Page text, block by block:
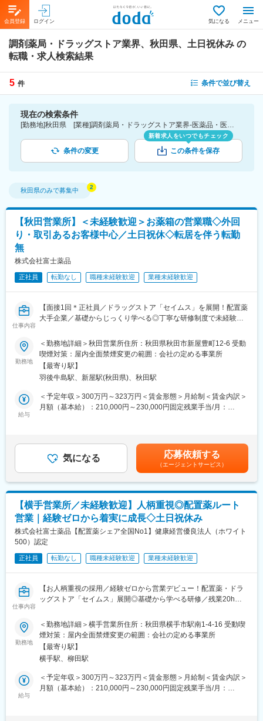
会員登録 ログイン 気になる メニュー
調剤薬局・ドラッグストア業界、秋田県、土日祝休み の
転職・求人検索結果
5 件 条件で並び替え
現在の検索条件
[勤務地]秋田県 [業種]調剤薬局・ドラッグストア業界-医薬品・医療機器・ライフサイエンス・医療系サービス [詳細条件](休日・働き方)土日祝休み
条件の変更
新着求人をいつでもチェック
この条件を保存
秋田県のみで募集中
【秋田営業所】＜未経験歓迎＞お薬箱の営業職◇外回
り・取引あるお客様中心／土日祝休◇転居を伴う転勤
無
株式会社富士薬品
正社員 転勤なし 職種未経験歓迎 業種未経験歓迎
仕事内容
【面接1回＊正社員／ドラッグストア「セイムス」を展開！配置薬
大手企業／基礎からじっくり学べる◎丁寧な研修制度で未経験の
■職務内容：
担当エリアのお客様（個人宅や企業）へ訪問し、配置薬（お薬
箱）や健康食品の提案をお任せします。
※既に、取引のあるお客様先を訪問するスタイルです。
＜仕事の流れ＞
へ訪問をします。
・健康相談、新商品・サービスのご提案 など
※一部、新たに配置薬を置いていただくお客様への訪問がありま
す。
└配置薬は無料でおけるので、お客様も抵抗なく置いてくれる製
品です。
■未経験の方も安心！充実した研修制度：
・入社直後～2週間 ： OJT形式で、薬の種類や成分など基礎知識
を身につけます。
・入社2週間～1カ月 ： 先輩社員に同行し、仕事の流れを学びま
キルを習得します。
・入社1カ月以降 ： 慣れてきたら独り立ち。既存のお客様をメイ
ンに訪問します。
★困ったら先輩社員に相談しやすい雰囲気です！
＜専門資格を取得できる＞
・入社後は、医薬品販売の専門知識を身につけるために、登録販
勤務地
＜勤務地詳細＞秋田営業所住所：秋田県秋田市新屋豊町12-6 受動
喫煙対策：屋内全面禁煙変更の範囲：会社の定める事業所
【最寄り駅】
羽後牛島駅、新屋駅(秋田県)、秋田駅
給与
＜予定年収＞300万円～323万円＜賃金形態＞月給制＜賃金内訳＞
月額（基本給）：210,000円～230,000円固定残業手当/月：
年収は当社規定に基づき、年齢や経験に応じて決定します。・昇
給：年1回（4月）＜モデル給与＞※入社3年目平均基本給＋各種手
当＋業績連動給→総支給月額344,141円※業績連動給：月の予算達
成や売り上げに対して支払われます賃金はあくまでも目安の金額
であり、選考を通じて上下する可能性があります。月給(月額)は固
定手当を含めた表記です。
気になる 応募依頼する
（エージェントサービス）
【横手営業所／未経験歓迎】人柄重視◎配置薬ルート
営業｜経験ゼロから着実に成長◇土日祝休み
株式会社富士薬品【配置薬シェア全国No1】健康経営優良法人（ホワイト
500）認定
正社員 転勤なし 職種未経験歓迎 業種未経験歓迎
仕事内容
【お人柄重視の採用／経験ゼロから営業デビュー！配置薬・ドラ
ッグストア「セイムス」展開◎基礎から学べる研修／残業20h以
■職務内容：
既にお取引のある個人宅・法人のお客様を定期的に訪問し、配置
薬（救急箱）と健康食品の点検・補充・健康相談を行う営業で
す。
「薬を売る」のではなく、「人として信頼される」営業であり、
お客様の体調や生活背景に寄り添い、感謝される仕事です。
勤務地
＜勤務地詳細＞横手営業所住所：秋田県横手市駅南1-4-16 受動喫
煙対策：屋内全面禁煙変更の範囲：会社の定める事業所
【最寄り駅】
横手駅、柳田駅
給与
＜予定年収＞300万円～323万円＜賃金形態＞月給制＜賃金内訳＞
月額（基本給）：210,000円～230,000円固定残業手当/月：